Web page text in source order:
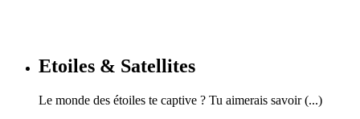
Etoiles & Satellites
Le monde des étoiles te captive ? Tu aimerais savoir (...)